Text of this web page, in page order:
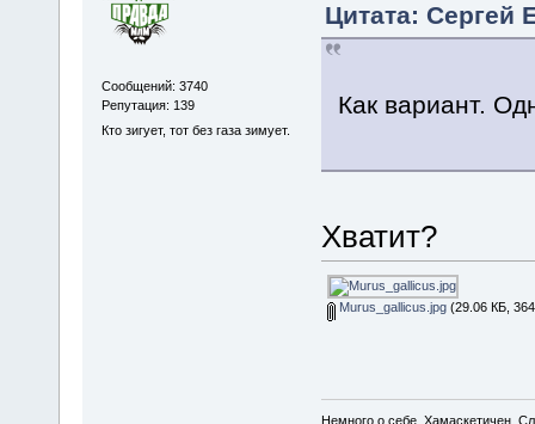
Сообщений: 3740
Репутация: 139
Кто зигует, тот без газа зимует.
Цитата: Сергей
Как вариант.
Хватит?
Murus_gallicus.jpg(29.06 КБ,
Немного о себе. Хамаскетичен.